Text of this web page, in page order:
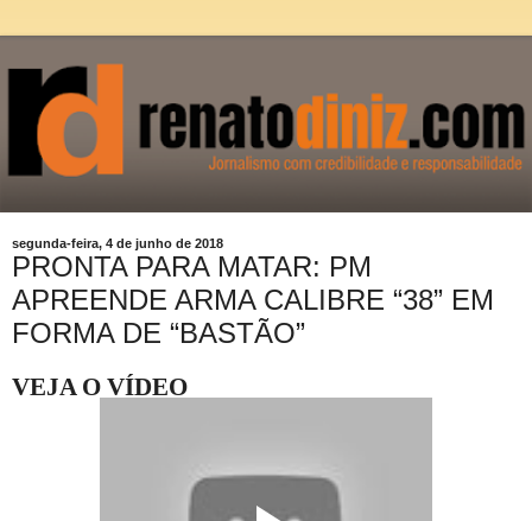
segunda-feira, 4 de junho de 2018
PRONTA PARA MATAR: PM
APREENDE ARMA CALIBRE “38” EM
FORMA DE “BASTÃO”
VEJA O VÍDEO